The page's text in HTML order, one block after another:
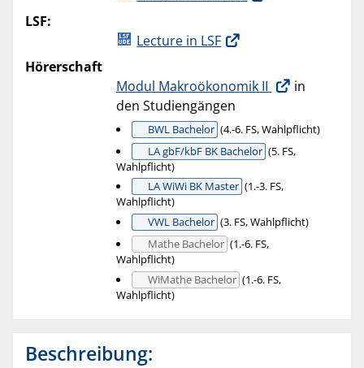
LSF:
Lecture in LSF
Hörerschaft
Modul Makroökonomik II
in
den Studiengängen
BWL Bachelor (4.-6. FS, Wahlpflicht)
LA gbF/kbF BK Bachelor (5. FS,
Wahlpflicht)
LA WiWi BK Master (1.-3. FS,
Wahlpflicht)
VWL Bachelor (3. FS, Wahlpflicht)
Mathe Bachelor (1.-6. FS,
Wahlpflicht)
WiMathe Bachelor (1.-6. FS,
Wahlpflicht)
Beschreibung: